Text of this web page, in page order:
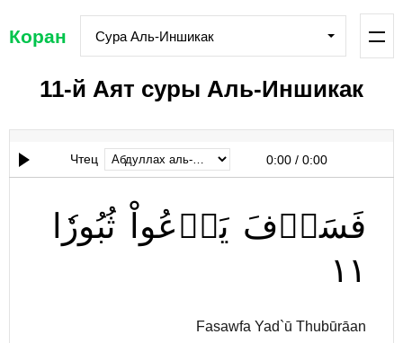
Коран Сура Аль-Иншикак
11-й Аят суры Аль-Иншикак
Чтец 0:00 / 0:00
فَسَوۡفَ يَدۡعُواْ
ثُبُورٗا
١١
Fasawfa Yad`ū Thubūrāan